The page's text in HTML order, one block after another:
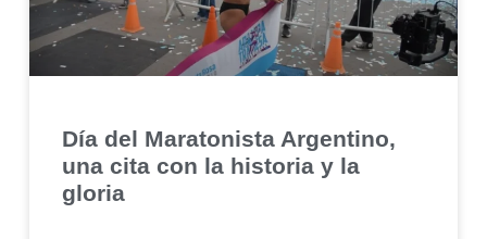
Día del Maratonista Argentino,
una cita con la historia y la
gloria